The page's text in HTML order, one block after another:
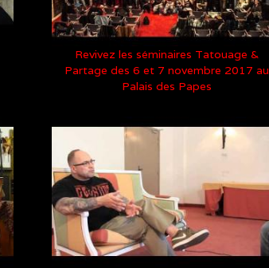
Revivez les séminaires Tatouage &
Partage des 6 et 7 novembre 2017 au
Palais des Papes